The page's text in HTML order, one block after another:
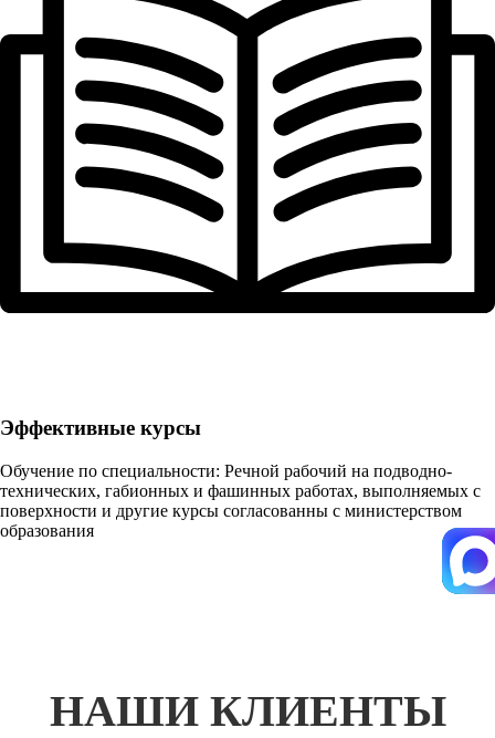
Эффективные курсы
Обучение по специальности: Речной рабочий на подводно-
технических, габионных и фашинных работах, выполняемых с
поверхности и другие курсы согласованны с министерством
образования
НАШИ КЛИЕНТЫ